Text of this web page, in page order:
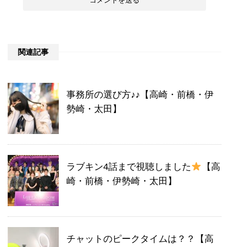
関連記事
事務所の選び方♪♪【高崎・前橋・伊
勢崎・太田】
ラブキン4話まで視聴しました
【高
崎・前橋・伊勢崎・太田】
チャットのピークタイムは？？【高